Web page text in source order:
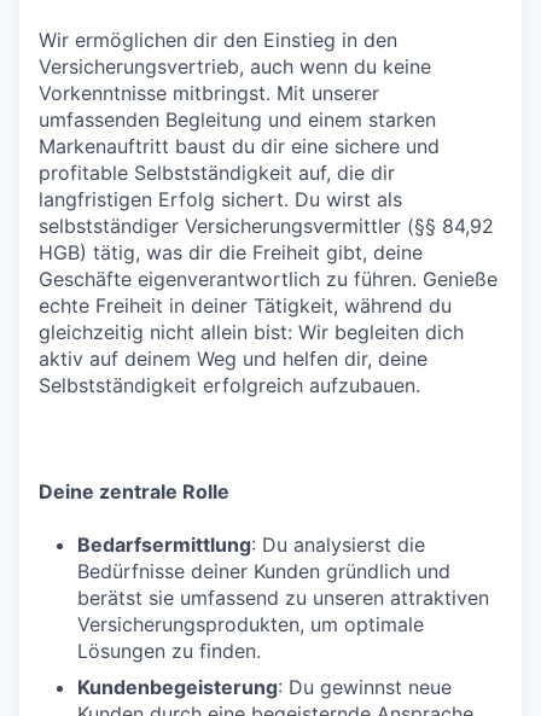
Wir ermöglichen dir den Einstieg in den
Versicherungsvertrieb, auch wenn du keine
Vorkenntnisse mitbringst. Mit unserer
umfassenden Begleitung und einem starken
Markenauftritt baust du dir eine sichere und
profitable Selbstständigkeit auf, die dir
langfristigen Erfolg sichert. Du wirst als
selbstständiger Versicherungsvermittler (§§ 84,92
HGB) tätig, was dir die Freiheit gibt, deine
Geschäfte eigenverantwortlich zu führen. Genieße
echte Freiheit in deiner Tätigkeit, während du
gleichzeitig nicht allein bist: Wir begleiten dich
aktiv auf deinem Weg und helfen dir, deine
Selbstständigkeit erfolgreich aufzubauen.
Deine zentrale Rolle
Bedarfsermittlung: Du analysierst die
Bedürfnisse deiner Kunden gründlich und
berätst sie umfassend zu unseren attraktiven
Versicherungsprodukten, um optimale
Lösungen zu finden.
Kundenbegeisterung: Du gewinnst neue